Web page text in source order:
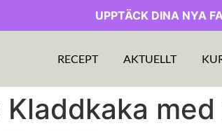
UPPTÄCK DINA NYA
RECEPT AKTUELLT
Kladdkaka